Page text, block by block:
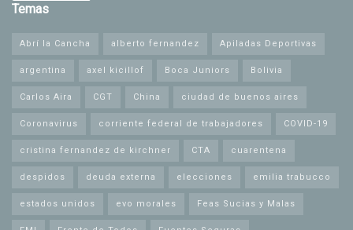
Temas
Abrí la Cancha alberto fernandez Apiladas Deportivas
argentina axel kicillof Boca Juniors Bolivia
Carlos Aira CGT China ciudad de buenos aires
Coronavirus corriente federal de trabajadores COVID-19
cristina fernandez de kirchner CTA cuarentena
despidos deuda externa elecciones emilia trabucco
estados unidos evo morales Feas Sucias y Malas